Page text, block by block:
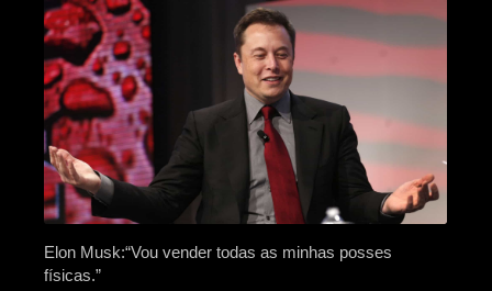
Elon Musk:“Vou vender todas as minhas posses
físicas.”